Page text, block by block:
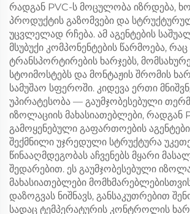
რადგან PVC-ს მოცულობა იზრდება,
პროდუქტის გაზომვები და
უცვლელად რჩება. ამ აგენტების
მსუბუქი კომპონენტების წარმოება, რაც
ტრანსპორტირების ხარჯებს,
სტოიმოსტებს და მონტაჟის შრომის
სამუშაო სფეროში. კიდევა ერთი
უპირატესობა — გაუმჯობესებული
იზოლაციის მახასიათებლები, რადგან
გამოყენებული გაფართოების
შექმნილი უჯრედული სტრუქტურა
წინააღმდეგობას აჩვენებს მყარი
შედარებით. ეს გაუმჯობესებული
მახასიათებლები
დაზოგვას ნიშნავს, განსაკუთრებით
სადაც ტემპერატურის კონტროლის